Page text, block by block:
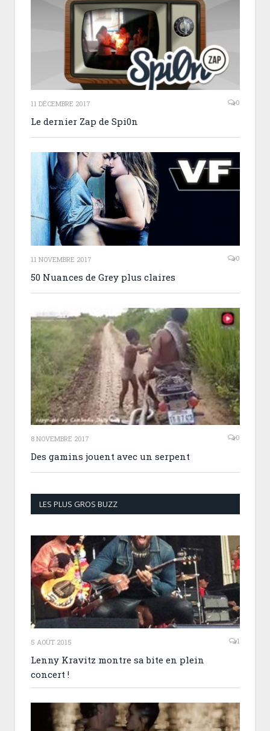
11 DÉCEMBRE 2017 0
Le dernier Zap de Spi0n
11 NOVEMBRE 2017 0
50 Nuances de Grey plus claires
8 NOVEMBRE 2017 0
Des gamins jouent avec un serpent
LES PLUS GROS BUZZ
5 AOÛT 2015 1
Lenny Kravitz montre sa bite en plein
concert !